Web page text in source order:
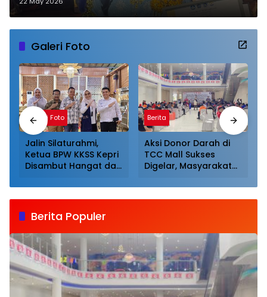
Galeri Foto
Galeri Foto
Jalin Silaturahmi,
Ketua BPW KKSS Kepri
Disambut Hangat dan
Ketua BPW KKSS
Sumut
Berita
Aksi Donor Darah di
TCC Mall Sukses
Digelar, Masyarakat
Berita Populer